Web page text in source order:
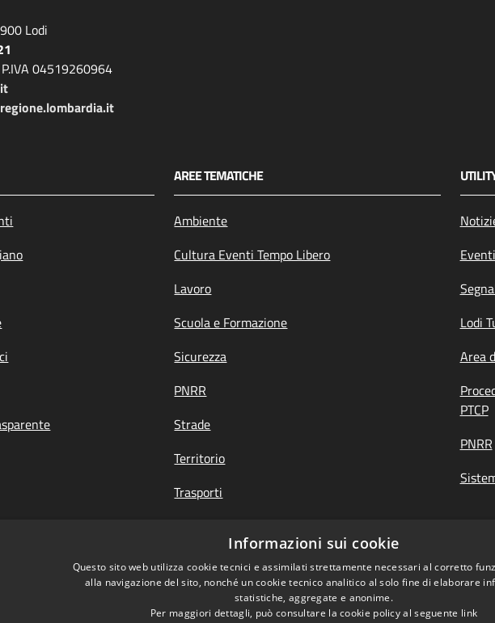
Lodi
04519260964
AREE TEMATICHE
Ambiente
Cultura Eventi Tempo Libero
Lavoro
Scuola e Formazione
Sicurezza
PNRR
Strade
Territorio
Trasporti
Eventi
Lodi
Area
PTCP
PNRR
Meccanismo di Feedback |Obiettivi accessibilità
Informazioni sui cookie
Questo sito web utilizza cookie tecnici e assimilati strettamente necessari al corretto
alla navigazione del sito, nonché un cookie tecnico analitico al solo fine di elaborare
statistiche, aggregate e anonime.
Per maggiori dettagli, può consultare la cookie policy al seguente link